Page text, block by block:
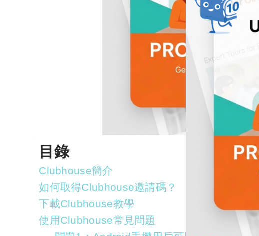
目錄
Clubhouse簡介
如何取得Clubhouse邀請碼？
下載Clubhouse教學
使用Clubhouse常見問題